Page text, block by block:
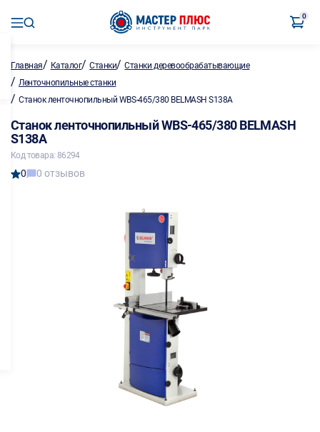
0
Главная/ Каталог/Станки/Станки деревообрабатывающие
/ Ленточнопильные станки
/ Станок ленточнопильный WBS-465/380 BELMASH S138A
Станок ленточнопильный WBS-465/380 BELMASH
S138A
Код товара: 86294
0 0 отзывов